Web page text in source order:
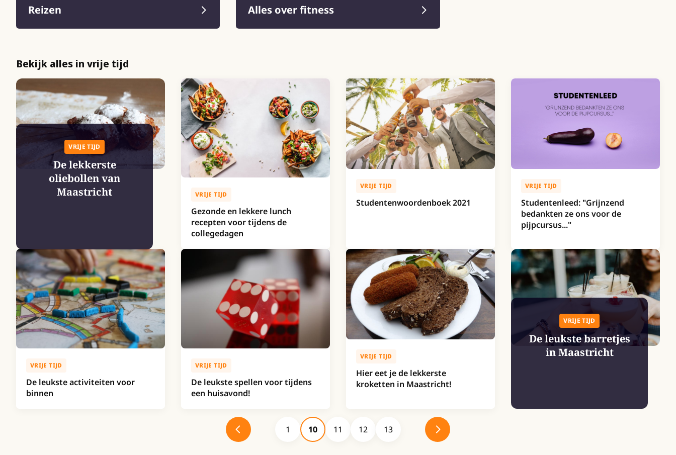
Reizen Alles over fitness
Bekijk alles in vrije tijd
VRIJE TIJD
De lekkerste
oliebollen van
Maastricht
VRIJE TIJD
Gezonde en lekkere lunch
recepten voor tijdens de
collegedagen
VRIJE TIJD
Studentenwoordenboek 2021
VRIJE TIJD
Studentenleed: "Grijnzend
bedankten ze ons voor de
pijpcursus..."
VRIJE TIJD
De leukste activiteiten voor
binnen
VRIJE TIJD
De leukste spellen voor tijdens
een huisavond!
VRIJE TIJD
Hier eet je de lekkerste
kroketten in Maastricht!
VRIJE TIJD
De leukste barretjes
in Maastricht
1 10 11 12 13